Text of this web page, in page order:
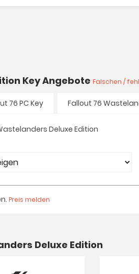
Key Angebote Falschen /
76 PC Key Fallout 76
Deluxe Edition
Preis melden
Deluxe Edition